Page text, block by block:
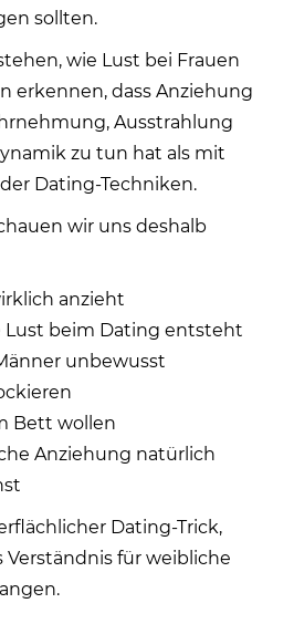
sollten.
wie Lust bei Frauen
erkennen, dass Anziehung
Ausstrahlung
zu tun hat als mit
Dating-Techniken.
wir uns deshalb
anzieht
Lust beim Dating entsteht
unbewusst
Bett wollen
Anziehung natürlich
Dating-Trick,
Verständnis für weibliche
.